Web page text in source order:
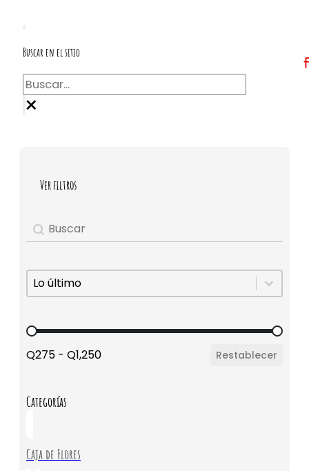
Buscar en el sitio
Buscar
×
Ver filtros
Buscar
Search content
Ordenar
Sort content
Lo último
Sort content
Precio
Q275 - Q1,250 Restablecer
Categorías
Caja de Flores